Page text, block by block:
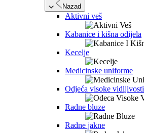
Nazad
Aktivni veš
Kabanice i kišna odijela
Kecelje
Medicinske uniforme
Odjeća visoke vidljivosti
Radne bluze
Radne jakne